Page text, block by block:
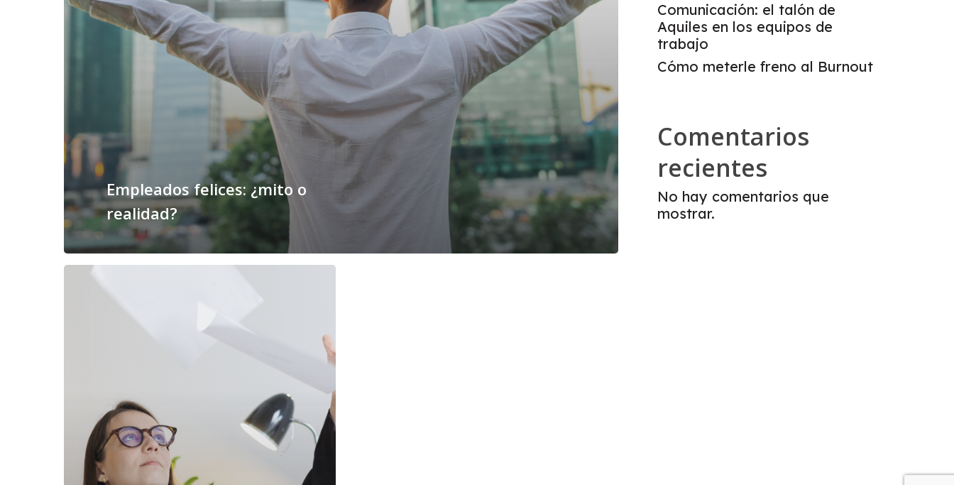
Empleados felices: ¿mito o
realidad?
Comunicación: el talón de
Aquiles en los equipos de
trabajo
Cómo meterle freno al Burnout
Comentarios
recientes
No hay comentarios que
mostrar.